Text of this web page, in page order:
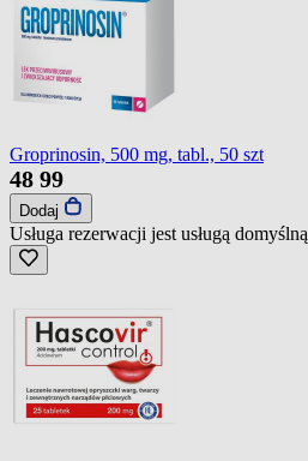
Groprinosin, 500 mg, tabl., 50 szt
48 99
Dodaj
Usługa rezerwacji jest usługą domyślną